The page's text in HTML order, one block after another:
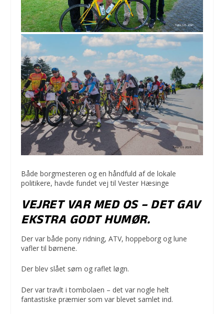
Både borgmesteren og en håndfuld af de lokale
politikere, havde fundet vej til Vester Hæsinge
VEJRET VAR MED OS – DET GAV
EKSTRA GODT HUMØR.
Der var både pony ridning, ATV, hoppeborg og lune
vafler til børnene.
Der blev slået søm og raflet løgn.
Der var travlt i tombolaen – det var nogle helt
fantastiske præmier som var blevet samlet ind.